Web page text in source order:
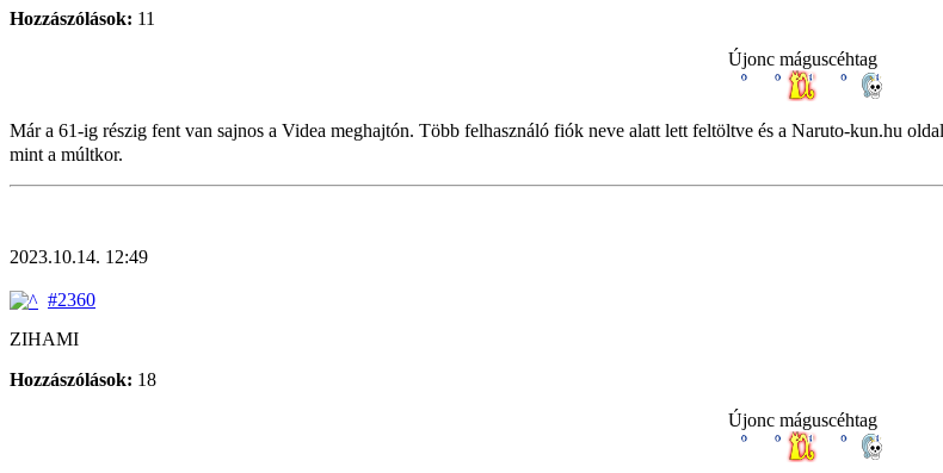
Hozzászólások: 11
Újonc máguscéhtag
Már a 61-ig részig fent van sajnos a Videa meghajtón. Több felhasználó fiók neve alatt lett feltöltve és a Naruto-kun.hu
mint a múltkor.
2023.10.14. 12:49
#2360
ZIHAMI
Hozzászólások: 18
Újonc máguscéhtag